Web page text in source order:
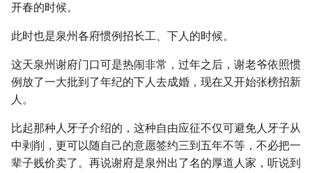
开春的时候。
此时也是泉州各府惯例招长工、下人的时候。
这天泉州谢府门口可是热闹非常，过年之后，谢老爷依照惯
例放了一大批到了年纪的下人去成婚，现在又开始张榜招新
人。
比起那种人牙子介绍的，这种自由应征不仅可避免人牙子从
中剥削，更可以随自己的意愿签约三到五年不等，不必把一
辈子贱价卖了。再说谢府是泉州出了名的厚道人家，听说到